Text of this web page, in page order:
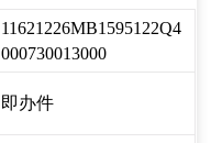
11621226MB1595122Q4
000730013000
即办件